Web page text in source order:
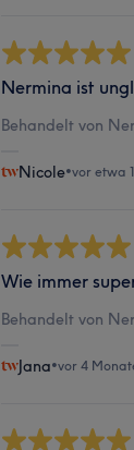
Nermina ist
Behandelt von
Nicole•vor etwa
Wie immer
Behandelt von
Jana•vor 4